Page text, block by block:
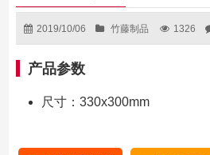
2019/10/06 竹藤制品 1326
产品参数
尺寸：330x300mm